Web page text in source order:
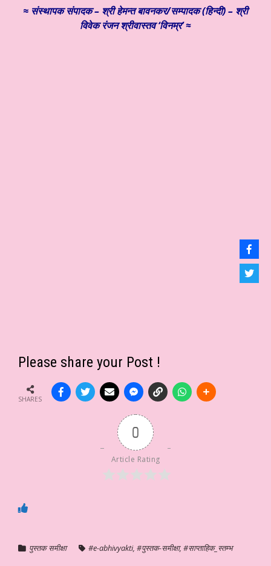
≈ संस्थापक संपादक – श्री हेमन्त बावनकर/सम्पादक (हिन्दी) – श्री
विवेक रंजन श्रीवास्तव ‘विनम्र’ ≈
Please share your Post !
SHARES
0
Article Rating
पुस्तक समीक्षा #e-abhivyakti, #पुस्तक-समीक्षा, #साप्ताहिक_स्तम्भ